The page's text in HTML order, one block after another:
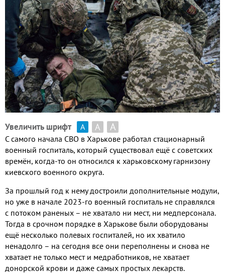
Увеличить шрифт А А А
С самого начала СВО в Харькове работал стационарный
военный госпиталь, который существовал ещё с советских
времён, когда-то он относился к харьковскому гарнизону
киевского военного округа.
За прошлый год к нему достроили дополнительные модули,
но уже в начале 2023-го военный госпиталь не справлялся
с потоком раненых – не хватало ни мест, ни медперсонала.
Тогда в срочном порядке в Харькове были оборудованы
ещё несколько полевых госпиталей, но их хватило
ненадолго – на сегодня все они переполнены и снова не
хватает не только мест и медработников, не хватает
донорской крови и даже самых простых лекарств.